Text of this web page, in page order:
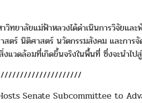
วิทยาลัยแม่ฟ้าหลวงได้ดำเนินการวิจัยแ
สตร์ นิติศาสตร์ นวัตกรรมสังคม และการ
แวดล้อมที่เกิดขึ้นจริงในพื้นที่ ซึ่งจะนำไ
Senate Subcommittee to